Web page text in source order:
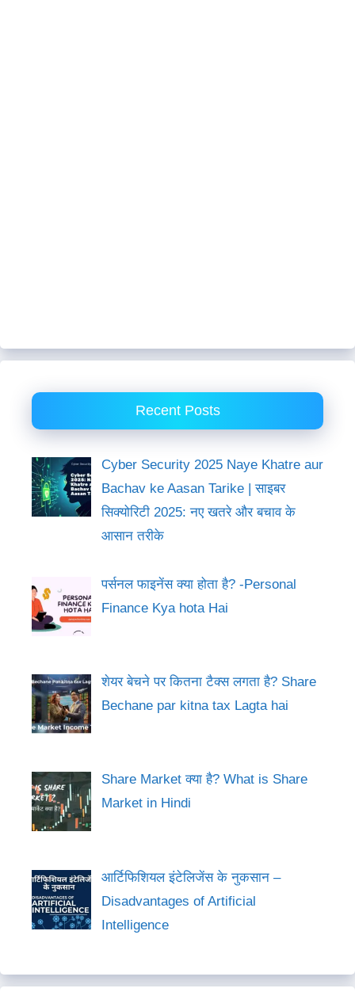
Recent Posts
Cyber Security 2025 Naye Khatre aur
Bachav ke Aasan Tarike | साइबर
सिक्योरिटी 2025: नए खतरे और बचाव के
आसान तरीके
पर्सनल फाइनेंस क्या होता है? -Personal
Finance Kya hota Hai
शेयर बेचने पर कितना टैक्स लगता है? Share
Bechane par kitna tax Lagta hai
Share Market क्या है? What is Share
Market in Hindi
आर्टिफिशियल इंटेलिजेंस के नुकसान –
Disadvantages of Artificial
Intelligence